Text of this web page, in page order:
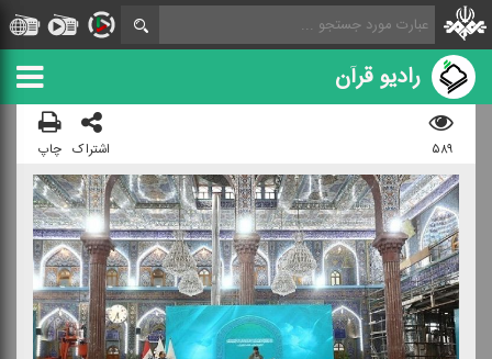
رادیو قرآن
۵۸۹ اشتراک چاپ